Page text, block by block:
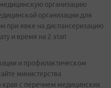
организацию
организации для
при явке на диспансеризацию
и время на 2 этап
и профилактическом
министерства
с перечнем медицинских